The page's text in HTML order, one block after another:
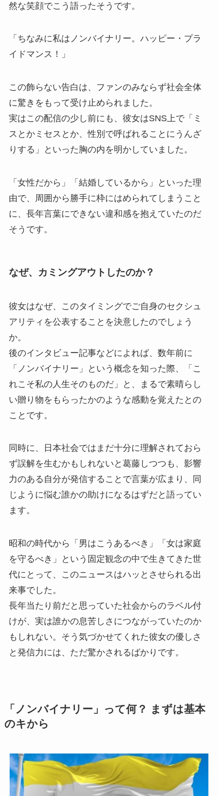
然な笑顔でこう語ったそうです。
「ちなみに私はノンバイナリー。ハッピー・プラ
イドマンス！」
この飾らない告白は、ファンのみならず社会全体
に驚きをもって受け止められました。
実はこの配信の少し前にも、彼女はSNS上で「ミ
スとかミセスとか、性別で呼ばれることにうんざ
りする」といった胸の内を明かしていました。
「女性だから」「結婚しているから」といった理
由で、周囲から勝手に枠にはめられてしまうこと
に、長年言葉にできない違和感を抱えていたのだ
そうです。
なぜ、カミングアウトしたのか？
彼女はなぜ、このタイミングでご自身のセクシュ
アリティを公表することを決意したのでしょう
か。
後のインタビュー記事などによれば、数年前に
「ノンバイナリー」という概念を知った際、「こ
れこそ私の人生そのものだ」と、まるで素晴らし
い贈り物をもらったかのような感動を覚えたとの
ことです。
同時に、日本社会ではまだ十分に理解されておら
ず誤解を生むかもしれないと葛藤しつつも、影響
力のある自分が発信することで言葉が広まり、同
じように悩む誰かの助けになるはずだと語ってい
ます。
昭和の時代から「男はこうあるべき」「女は家庭
を守るべき」という固定観念の中で生きてきた世
代にとって、このニュースはハッとさせられる出
来事でした。
長年当たり前だと思っていた社会からのラベル付
けが、実は誰かの息苦しさにつながっていたのか
もしれない。そう気づかせてくれた彼女の優しさ
と発信力には、ただ驚かされるばかりです。
「ノンバイナリー」って何？ まずは基本
のキから